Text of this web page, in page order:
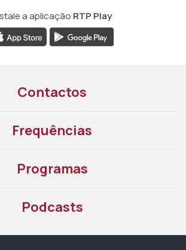
a aplicação RTP Play
Contactos
Frequências
Programas
Podcasts